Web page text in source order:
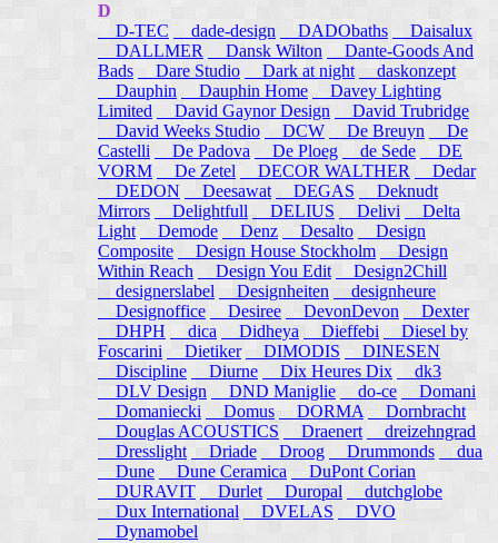
D
D-TEC
dade-design DADObaths
Daisalux
DALLMER
Dansk Wilton
Dante-Goods And
Bads
Dare Studio Dark at night
daskonzept
Dauphin
Dauphin Home
Davey Lighting
Limited
David Gaynor Design
David Trubridge
David Weeks Studio
DCW De Breuyn
De
Castelli
De Padova De Ploeg de Sede
DE
VORM
De Zetel DECOR WALTHER
Dedar
DEDON
Deesawat DEGAS
Deknudt
Mirrors
Delightfull DELIUS Delivi
Delta
Light
Demode Denz Desalto
Design
Composite
Design House Stockholm
Design
Within Reach
Design You Edit
Design2Chill
designerslabel
Designheiten
designheure
Designoffice
Desiree DevonDevon
Dexter
DHPH
dica Didheya Dieffebi
Diesel by
Foscarini
Dietiker DIMODIS
DINESEN
Discipline
Diurne Dix Heures Dix
dk3
DLV Design
DND Maniglie do-ce
Domani
Domaniecki
Domus DORMA
Dornbracht
Douglas ACOUSTICS
Draenert
dreizehngrad
Dresslight Driade Droog Drummonds
dua
Dune
Dune Ceramica
DuPont Corian
DURAVIT
Durlet Duropal
dutchglobe
Dux International
DVELAS
DVO
Dynamobel